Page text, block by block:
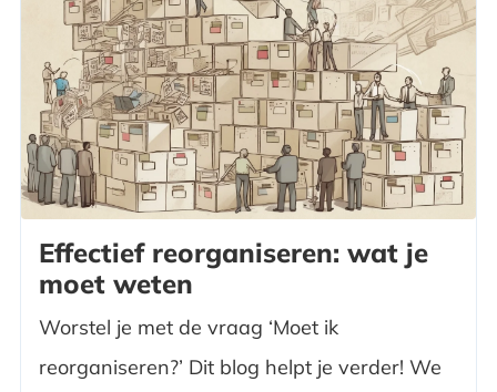
Effectief reorganiseren: wat je
moet weten
Worstel je met de vraag ‘Moet ik
reorganiseren?’ Dit blog helpt je verder! We